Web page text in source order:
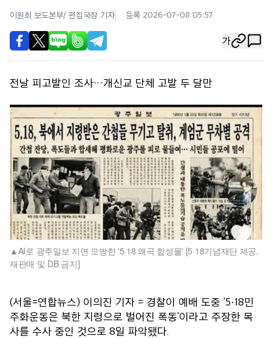
이원희 보도본부/ 편집국장 기자 등록 2026-07-08 05:57
가
전날 피고발인 조사…개신교 단체 고발 두 달만
AI로 광주일보 지면 모방한 '5·18 왜곡 합성물' [5·18기념재단 제공.
재판매 및 DB 금지]
(서울=연합뉴스) 이의진 기자 = 경찰이 예배 도중 '5·18민
주화운동은 북한 지령으로 벌어진 폭동'이라고 주장한 목
사를 수사 중인 것으로 8일 파악됐다.